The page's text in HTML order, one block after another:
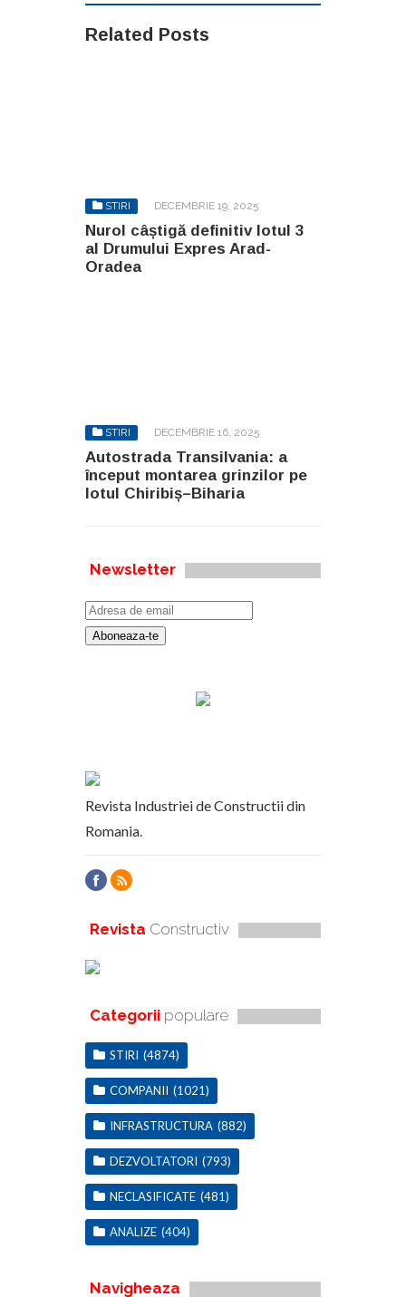
Related Posts
STIRI DECEMBRIE 19, 2025
Nurol câștigă definitiv lotul 3
al Drumului Expres Arad-
Oradea
STIRI DECEMBRIE 16, 2025
Autostrada Transilvania: a
început montarea grinzilor pe
lotul Chiribiș–Biharia
Newsletter
Revista Industriei de Constructii din
Romania.
Revista Constructiv
Categorii populare
STIRI (4874)
COMPANII (1021)
INFRASTRUCTURA (882)
DEZVOLTATORI (793)
NECLASIFICATE (481)
ANALIZE (404)
Navigheaza